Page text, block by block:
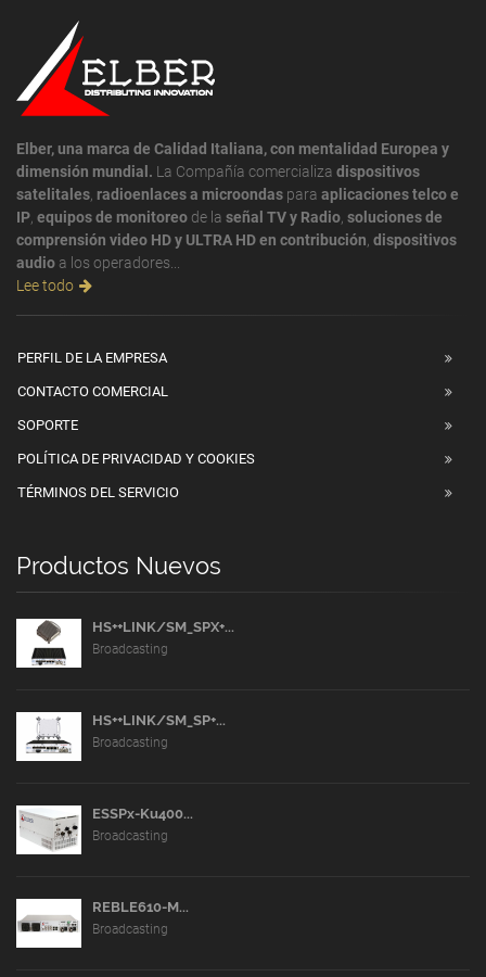
Elber, una marca de Calidad Italiana, con mentalidad Europea y
dimensión mundial. La Compañía comercializa dispositivos
satelitales radioenlaces a microondas para aplicaciones telco e
IP equipos de monitoreo de la señal TV y Radio soluciones de
comprensión video HD y ULTRA HD en contribución dispositivos
audio a los operadores...
Lee todo
PERFIL DE LA EMPRESA
CONTACTO COMERCIAL
SOPORTE
POLÍTICA DE PRIVACIDAD Y COOKIES
TÉRMINOS DEL SERVICIO
Productos Nuevos
HS++LINK/SM_SPX+...
Broadcasting
HS++LINK/SM_SP+...
Broadcasting
ESSPx-Ku400...
Broadcasting
REBLE610-M...
Broadcasting